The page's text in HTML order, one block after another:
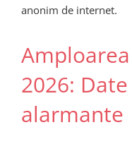
anonim de internet.
2026:
alarmante